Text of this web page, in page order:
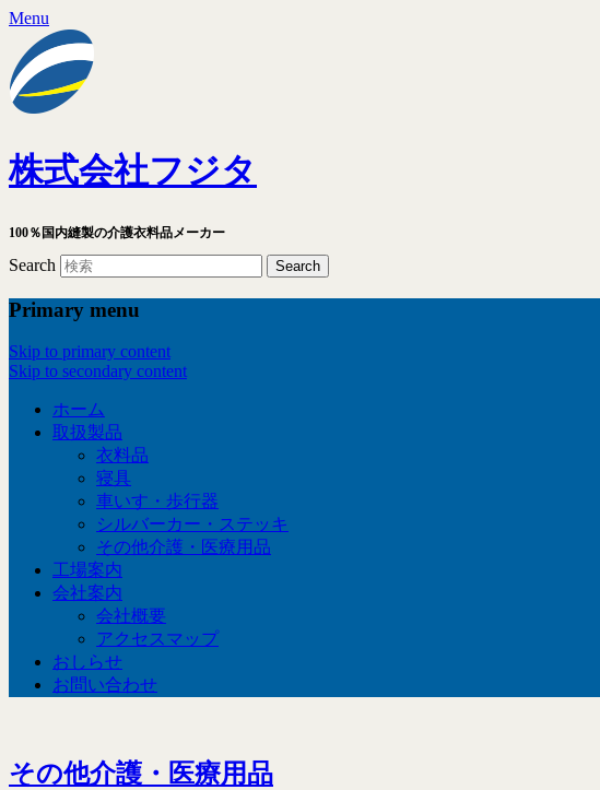
Menu
株式会社フジタ
100％国内縫製の介護衣料品メーカー
Search
Primary menu
Skip to primary content
Skip to secondary content
ホーム
取扱製品
衣料品
寝具
車いす・歩行器
シルバーカー・ステッキ
その他介護・医療用品
工場案内
会社案内
会社概要
アクセスマップ
おしらせ
お問い合わせ
その他介護・医療用品